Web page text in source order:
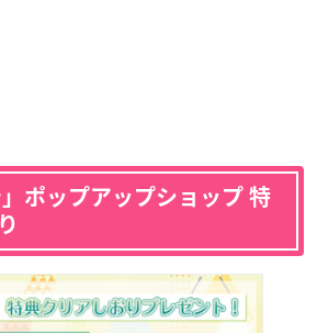
」ポップアップショップ 特